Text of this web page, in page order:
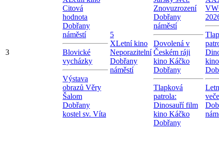
3
Citová
hodnota
Dobřany
náměstí
Blovické
vycházky
Výstava
obrazů Věry
Šalom
Dobřany
kostel sv. Víta
5
XLetní kino
Neporazitelní
Dobřany
náměstí
Znovuzrození
Dobřany
náměstí
Dovolená v
Českém ráji
kino Káčko
Dobřany
Tlapková
patrola:
Dinosauří film
kino Káčko
Dobřany